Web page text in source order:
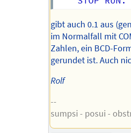
gibt auch 0.1 aus
im Normalfall mit
Zahlen, ein BCD-
gerundet ist. Auch
Rolf
--
sumpsi - posui -